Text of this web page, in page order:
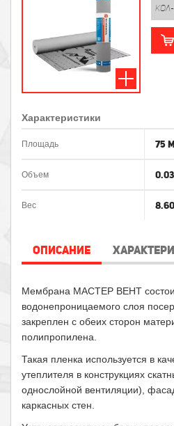
Характеристики
Площадь 75
Объем
Вес
ОПИСАНИЕ
Мембрана МАСТЕР ВЕНТ
водонепроницаемого слоя
закреплен с обеих сторон
полипропилена.
Такая пленка используется в
утеплителя в конструкциях
однослойной вентиляции),
каркасных стен.